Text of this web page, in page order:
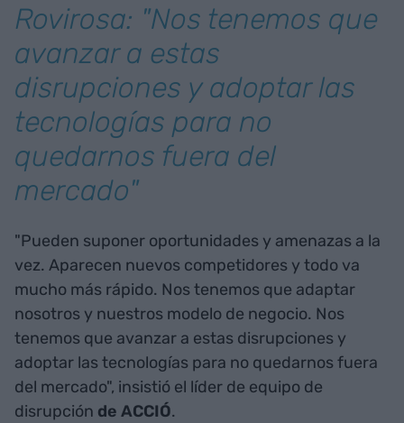
Rovirosa: "Nos tenemos que
avanzar a estas
disrupciones y adoptar las
tecnologías para no
quedarnos fuera del
mercado"
"Pueden suponer oportunidades y amenazas a la
vez. Aparecen nuevos competidores y todo va
mucho más rápido. Nos tenemos que adaptar
nosotros y nuestros modelo de negocio. Nos
tenemos que avanzar a estas disrupciones y
adoptar las tecnologías para no quedarnos fuera
del mercado", insistió el líder de equipo de
disrupción de ACCIÓ.